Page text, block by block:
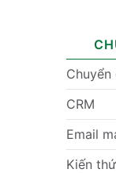
CRM
Email
Kiến